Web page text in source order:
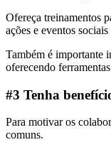
Ofereça treinamentos
ações e eventos
Também é importante
oferecendo
#3 Tenha
Para motivar os
comuns.